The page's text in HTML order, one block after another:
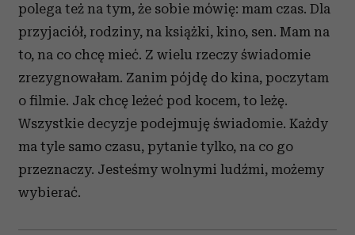
polega też na tym, że sobie mówię: mam czas. Dla
przyjaciół, rodziny, na książki, kino, sen. Mam na
to, na co chcę mieć. Z wielu rzeczy świadomie
zrezygnowałam. Zanim pójdę do kina, poczytam
o filmie. Jak chcę leżeć pod kocem, to leżę.
Wszystkie decyzje podejmuję świadomie. Każdy
ma tyle samo czasu, pytanie tylko, na co go
przeznaczy. Jesteśmy wolnymi ludźmi, możemy
wybierać.